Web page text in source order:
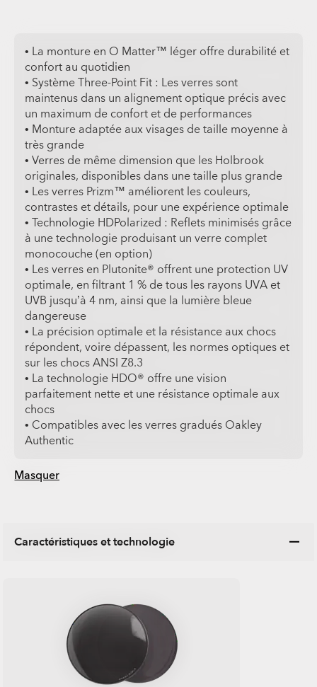
Masquer
• La monture en O Matter™ léger offre durabilité et
confort au quotidien
• Système Three-Point Fit : Les verres sont
maintenus dans un alignement optique précis avec
un maximum de confort et de performances
• Monture adaptée aux visages de taille moyenne à
très grande
• Verres de même dimension que les Holbrook
originales, disponibles dans une taille plus grande
• Les verres Prizm™ améliorent les couleurs,
contrastes et détails, pour une expérience optimale
• Technologie HDPolarized : Reflets minimisés grâce
à une technologie produisant un verre complet
monocouche (en option)
• Les verres en Plutonite® offrent une protection UV
optimale, en filtrant 1 % de tous les rayons UVA et
UVB jusqu’à 4 nm, ainsi que la lumière bleue
dangereuse
• La précision optimale et la résistance aux chocs
répondent, voire dépassent, les normes optiques et
sur les chocs ANSI Z8.3
• La technologie HDO® offre une vision
parfaitement nette et une résistance optimale aux
chocs
• Compatibles avec les verres gradués Oakley
Authentic
Caractéristiques et technologie